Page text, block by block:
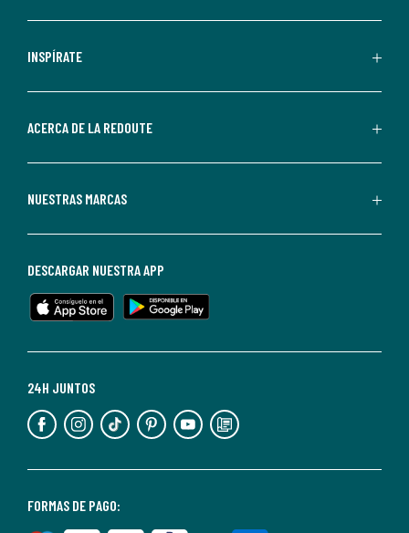
comerciales
personalizadas
parte
Redoute.
de
en
cualquier
Para
información,
puedes
nuestra
INSPÍRATE
ACERCA DE LA REDOUTE
NUESTRAS MARCAS
FORMAS DE PAGO:
24H JUNTOS
DESCARGAR NUESTRA APP